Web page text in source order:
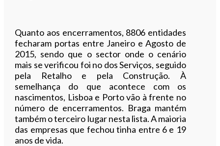
Quanto aos encerramentos, 8806 entidades
fecharam portas entre Janeiro e Agosto de
2015, sendo que o sector onde o cenário
mais se verificou foi no dos Serviços, seguido
pela Retalho e pela Construção. À
semelhança do que acontece com os
nascimentos, Lisboa e Porto vão à frente no
número de encerramentos. Braga mantém
também o terceiro lugar nesta lista. A maioria
das empresas que fechou tinha entre 6 e 19
anos de vida.